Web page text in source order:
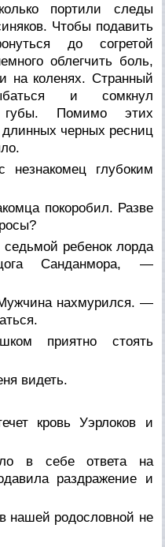
портили следы
Чтобы подавить
до согретой
облегчить боль,
на коленях. Странный
и сомкнул
губы. Помимо этих
черных ресниц
глубоким
покоробил. Разве
ребенок лорда
Санданмора, —
нахмурился. —
приятно стоять
видеть.
кровь Уэрлоков и
в себе ответа на
раздражение и
нашей родословной не